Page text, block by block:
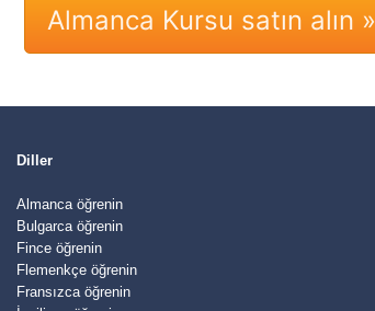
Almanca Kursu satın alın »
Diller
Almanca öğrenin
Bulgarca öğrenin
Fince öğrenin
Flemenkçe öğrenin
Fransızca öğrenin